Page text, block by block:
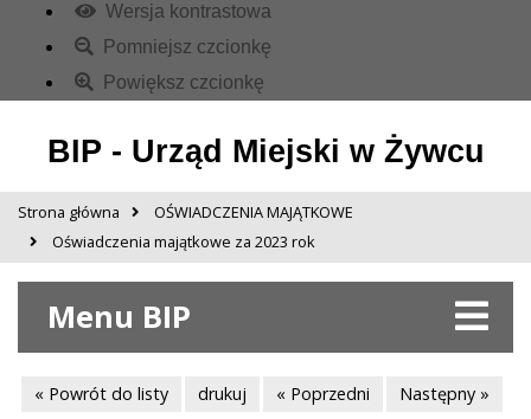
Wersja kontrastowa
Pomniejsz czcionkę
Powiększ czcionkę
BIP - Urząd Miejski w Żywcu
Strona główna
OŚWIADCZENIA MAJĄTKOWE
Oświadczenia majątkowe za 2023 rok
Menu BIP
« Powrót do listy drukuj « Poprzedni Następny »